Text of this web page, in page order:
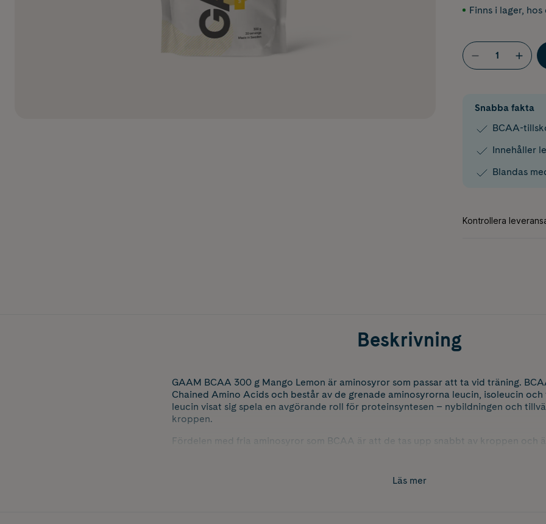
Finns i lager, hos
Snabba fakta
BCAA-
Innehåller
Blandas
Beskrivning
GAAM BCAA 300 g Mango Lemon är aminosyror som passar att ta vid träning.
Chained Amino Acids och består av de grenade aminosyrorna leucin, isoleucin och
leucin visat sig spela en avgörande roll för proteinsyntesen – nybildningen och
kroppen.
Fördelen med fria aminosyror som BCAA är att de tas upp snabbt av kroppen och
Läs mer